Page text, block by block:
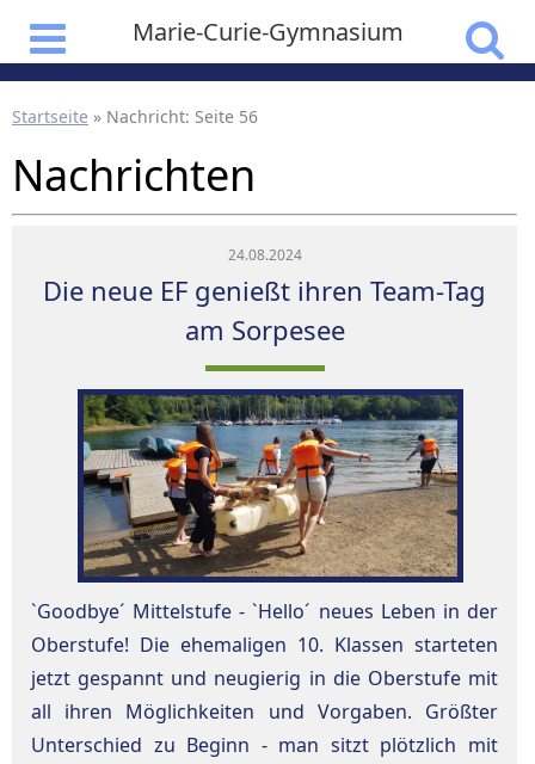
Marie-Curie-Gymnasium
Startseite » Nachricht: Seite 56
Nachrichten
24.08.2024
Die neue EF genießt ihren Team-Tag
am Sorpesee
`Goodbye´ Mittelstufe - `Hello´ neues Leben in der
Oberstufe! Die ehemaligen 10. Klassen starteten
jetzt gespannt und neugierig in die Oberstufe mit
all ihren Möglichkeiten und Vorgaben. Größter
Unterschied zu Beginn - man sitzt plötzlich mit